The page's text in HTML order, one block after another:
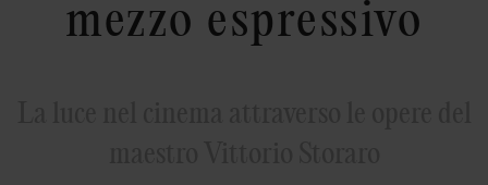
mezzo espressivo